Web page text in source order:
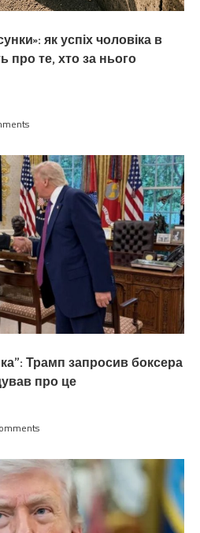
як успіх чоловіка в
про те, хто за нього
Трамп запросив боксера
про це